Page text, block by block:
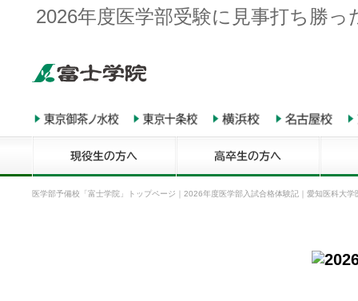
2026年度医学部受験に見事打ち勝
医学部予備校「富士学院」トップページ 2026年度医学部入試合格体験記 愛知医科大学